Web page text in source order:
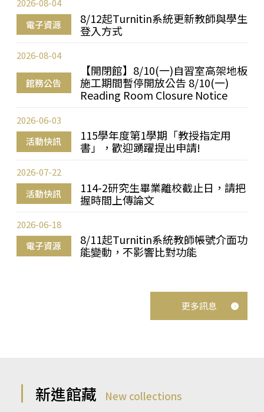
電子資源
8/12起Turnitin系統更新教師與學生
登入方式
2026-08-04
館務公告
【開閉館】8/10(一)自習室高架地板
施工期間暫停開放公告 8/10(一)
Reading Room Closure Notice
2026-08-04
活動快訊
115學年度第1學期「教授指定用
書」，歡迎踴躍提出申請!
2026-06-03
活動快訊
114-2研究生畢業離校截止日，請把
握時間上傳論文
2026-07-22
電子資源
8/11起Turnitin系統教師帳號介面功
能變動，不影響比對功能
2026-06-18
更多訊息
新進館藏 New collections